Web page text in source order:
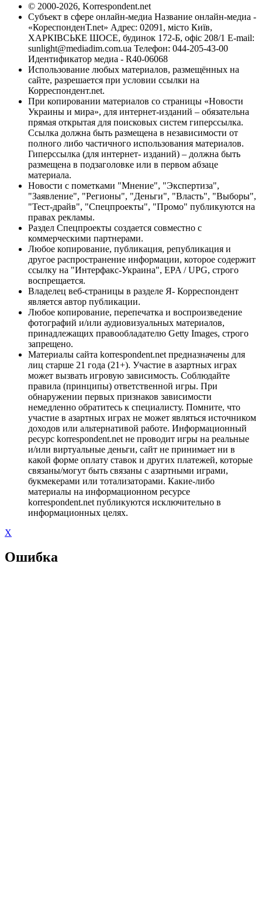
© 2000-2026, Korrespondent.net
Субъект в сфере онлайн-медиа Название онлайн-медиа -
«КореспонденТ.net» Адрес: 02091, місто Київ,
ХАРКІВСЬКЕ ШОСЕ, будинок 172-Б, офіс 208/1 E-mail:
sunlight@mediadim.com.ua Телефон: 044-205-43-00
Идентификатор медиа - R40-06068
Использование любых материалов, размещённых на
сайте, разрешается при условии ссылки на
Корреспондент.net.
При копировании материалов со страницы «Новости
Украины и мира», для интернет-изданий – обязательна
прямая открытая для поисковых систем гиперссылка.
Ссылка должна быть размещена в независимости от
полного либо частичного использования материалов.
Гиперссылка (для интернет- изданий) – должна быть
размещена в подзаголовке или в первом абзаце
материала.
Новости с пометками "Мнение", "Экспертиза",
"Заявление", "Регионы", "Деньги", "Власть", "Выборы",
"Тест-драйв", "Спецпроекты", "Промо" публикуются на
правах рекламы.
Раздел Спецпроекты создается совместно с
коммерческими партнерами.
Любое копирование, публикация, републикация и
другое распространение информации, которое содержит
ссылку на "Интерфакс-Украина", EPA / UPG, строго
воспрещается.
Владелец веб-страницы в разделе Я- Корреспондент
является автор публикации.
Любое копирование, перепечатка и воспроизведение
фотографий и/или аудиовизуальных материалов,
принадлежащих правообладателю Getty Images, строго
запрещено.
Материалы сайта korrespondent.net предназначены для
лиц старше 21 года (21+). Участие в азартных играх
может вызвать игровую зависимость. Соблюдайте
правила (принципы) ответственной игры. При
обнаружении первых признаков зависимости
немедленно обратитесь к специалисту. Помните, что
участие в азартных играх не может являться источником
доходов или альтернативой работе. Информационный
ресурс korrespondent.net не проводит игры на реальные
и/или виртуальные деньги, сайт не принимает ни в
какой форме оплату ставок и других платежей, которые
связаны/могут быть связаны с азартными играми,
букмекерами или тотализаторами. Какие-либо
материалы на информационном ресурсе
korrespondent.net публикуются исключительно в
информационных целях.
X
Ошибка